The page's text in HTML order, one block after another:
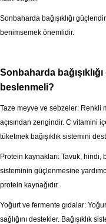
Sonbaharda bağışıklığı
benimsemek önemlidir.
Sonbaharda
beslenmeli?
Taze meyve ve sebzeler: Renkli
açısından zengindir. C vitamini
tüketmek bağışıklık sistemini
Protein kaynakları: Tavuk, hindi,
sisteminin güçlenmesine
protein kaynağıdır.
Yoğurt ve fermente gıdalar:
sağlığını destekler. Bağışıklık